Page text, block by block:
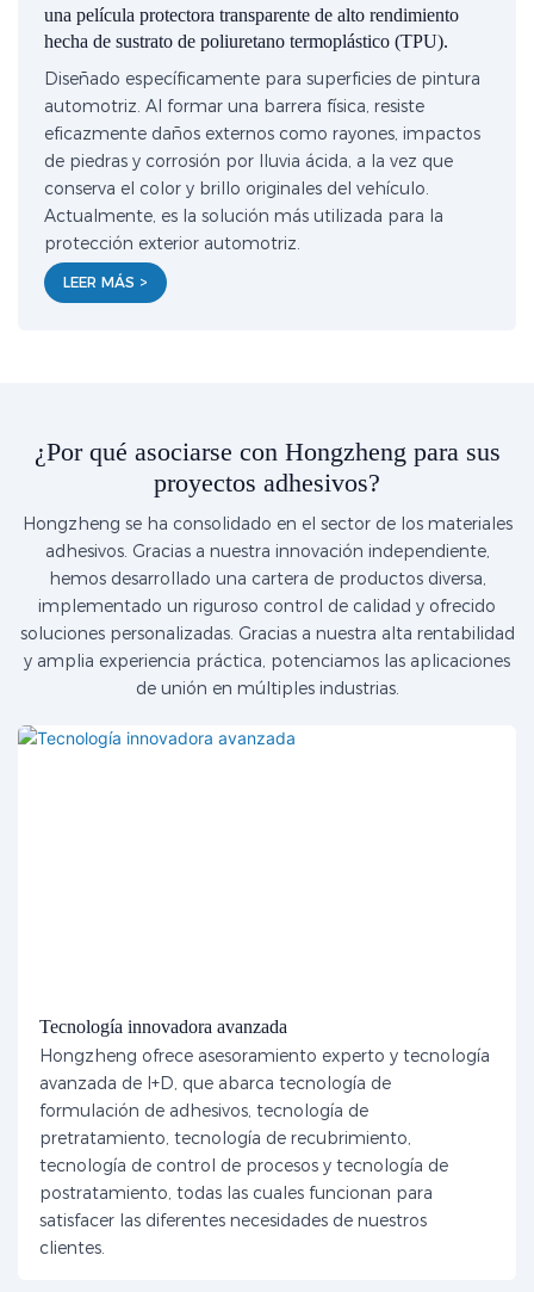
una película protectora transparente de alto rendimiento
hecha de sustrato de poliuretano termoplástico (TPU).
Diseñado específicamente para superficies de pintura
automotriz. Al formar una barrera física, resiste
eficazmente daños externos como rayones, impactos
de piedras y corrosión por lluvia ácida, a la vez que
conserva el color y brillo originales del vehículo.
Actualmente, es la solución más utilizada para la
protección exterior automotriz.
LEER MÁS >
¿Por qué asociarse con Hongzheng para sus
proyectos adhesivos?
Hongzheng se ha consolidado en el sector de los materiales
adhesivos. Gracias a nuestra innovación independiente,
hemos desarrollado una cartera de productos diversa,
implementado un riguroso control de calidad y ofrecido
soluciones personalizadas. Gracias a nuestra alta rentabilidad
y amplia experiencia práctica, potenciamos las aplicaciones
de unión en múltiples industrias.
Tecnología innovadora avanzada
Hongzheng ofrece asesoramiento experto y tecnología
avanzada de I+D, que abarca tecnología de
formulación de adhesivos, tecnología de
pretratamiento, tecnología de recubrimiento,
tecnología de control de procesos y tecnología de
postratamiento, todas las cuales funcionan para
satisfacer las diferentes necesidades de nuestros
clientes.